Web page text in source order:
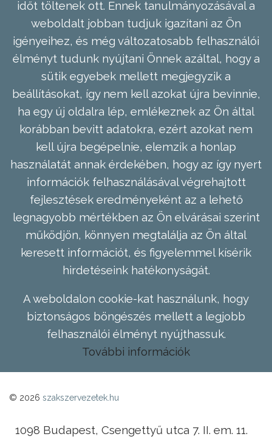
időt töltenek ott. Ennek tanulmányozásával a
weboldalt jobban tudjuk igazítani az Ön
igényeihez, és még változatosabb felhasználói
élményt tudunk nyújtani Önnek azáltal, hogy a
sütik egyebek mellett megjegyzik a
beállításokat, így nem kell azokat újra bevinnie,
ha egy új oldalra lép, emlékeznek az Ön által
korábban bevitt adatokra, ezért azokat nem
kell újra begépelnie, elemzik a honlap
használatát annak érdekében, hogy az így nyert
információk felhasználásával végrehajtott
fejlesztések eredményeként az a lehető
legnagyobb mértékben az Ön elvárásai szerint
működjön, könnyen megtalálja az Ön által
keresett információt, és figyelemmel kísérik
hirdetéseink hatékonyságát.
A weboldalon cookie-kat használunk, hogy
biztonságos böngészés mellett a legjobb
felhasználói élményt nyújthassuk.
További információk
© 2026 szakszervezetek.hu
1098 Budapest, Csengettyű utca 7. II. em. 11.